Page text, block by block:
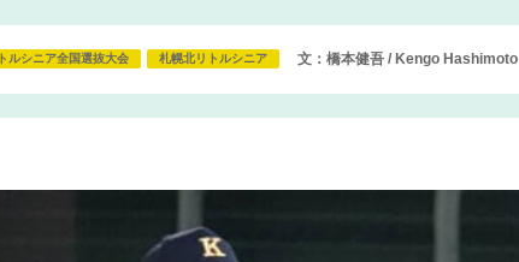
ルシニア全国選抜大会 札幌北リトルシニア 文：橋本健吾 / Kengo Hashimoto